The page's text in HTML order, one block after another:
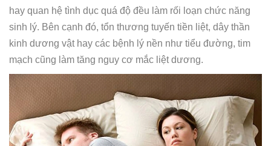
hay quan hệ tình dục quá độ đều làm rối loạn chức năng
sinh lý. Bên cạnh đó, tổn thương tuyến tiền liệt, dây thần
kinh dương vật hay các bệnh lý nền như tiểu đường, tim
mạch cũng làm tăng nguy cơ mắc liệt dương.